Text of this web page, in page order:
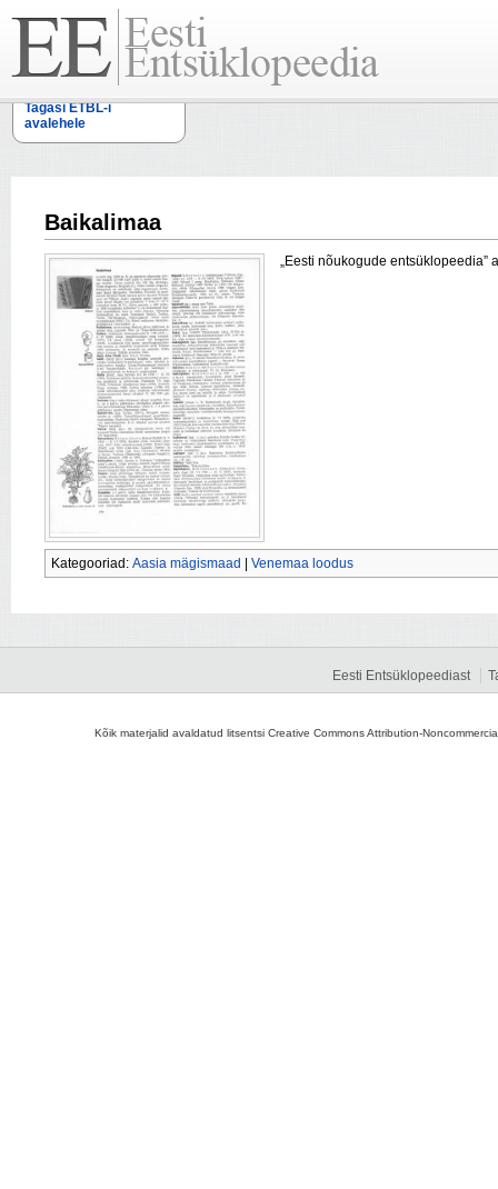
Tagasi ETBL-i
avalehele
Baikalimaa
„Eesti nõukogude entsüklopeedia”
Kategooriad: Aasia mägismaad Venemaa loodus
Eesti Entsüklopeediast
Kõik materjalid avaldatud litsentsi Creative Commons Attribution-